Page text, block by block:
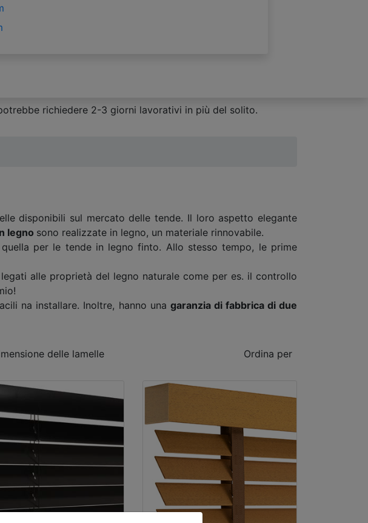
richiedere 2-3 giorni lavorativi in più del solito.
disponibili sul mercato delle tende. Il loro aspetto elegante
legno sono realizzate in legno, un materiale rinnovabile.
per le tende in legno finto. Allo stesso tempo, le prime
alle proprietà del legno naturale come per es. il controllo
na installare. Inoltre, hanno una garanzia di fabbrica di due
delle lamelle
Ordina per